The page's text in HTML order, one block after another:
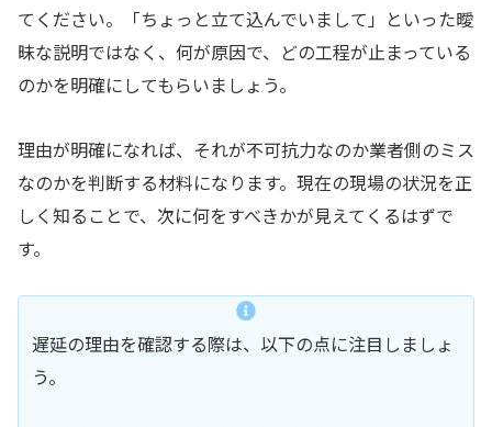
てください。「ちょっと立て込んでいまして」といった曖
昧な説明ではなく、何が原因で、どの工程が止まっている
のかを明確にしてもらいましょう。
理由が明確になれば、それが不可抗力なのか業者側のミス
なのかを判断する材料になります。現在の現場の状況を正
しく知ることで、次に何をすべきかが見えてくるはずで
す。
遅延の理由を確認する際は、以下の点に注目しましょ
う。